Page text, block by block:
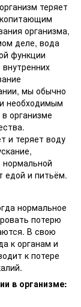
теряет
организма,
деле, вода
функции
мы обычно
необходимым
организме
и теряет воду
едой и питьём.
нормальное
потерю
В свою
к органам и
к потере
в организме: